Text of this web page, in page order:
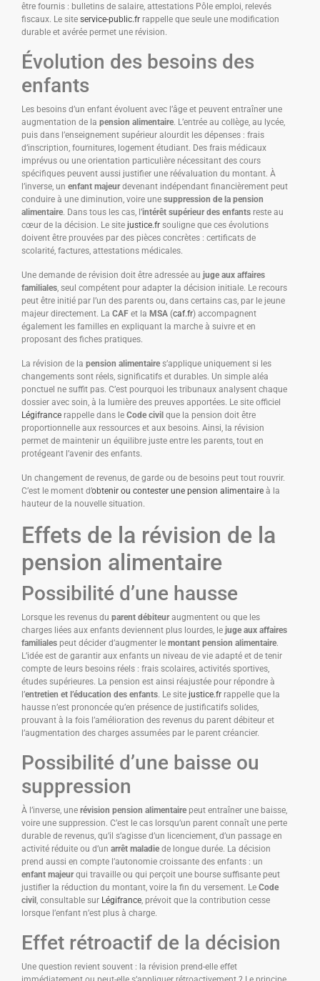
être fournis : bulletins de salaire, attestations Pôle emploi, relevés
fiscaux. Le site service-public.fr rappelle que seule une modification
durable et avérée permet une révision.
Évolution des besoins des
enfants
Les besoins d’un enfant évoluent avec l’âge et peuvent entraîner une
augmentation de la pension alimentaire. L’entrée au collège, au lycée,
puis dans l’enseignement supérieur alourdit les dépenses : frais
d’inscription, fournitures, logement étudiant. Des frais médicaux
imprévus ou une orientation particulière nécessitant des cours
spécifiques peuvent aussi justifier une réévaluation du montant. À
l’inverse, un enfant majeurdevenant indépendant financièrement peut
conduire à une diminution, voire une suppression de la pension
alimentaire. Dans tous les cas, l’intérêt supérieur des enfants reste au
cœur de la décision. Le site justice.fr souligne que ces évolutions
doivent être prouvées par des pièces concrètes : certificats de
scolarité, factures, attestations médicales.
Une demande de révision doit être adressée au juge aux affaires
familiales, seul compétent pour adapter la décision initiale. Le recours
peut être initié par l’un des parents ou, dans certains cas, par le jeune
majeur directement. La CAF et la MSA (caf.fr) accompagnent
également les familles en expliquant la marche à suivre et en
proposant des fiches pratiques.
La révision de la pension alimentaire s’applique uniquement si les
changements sont réels, significatifs et durables. Un simple aléa
ponctuel ne suffit pas. C’est pourquoi les tribunaux analysent chaque
dossier avec soin, à la lumière des preuves apportées. Le site officiel
Légifrance rappelle dans le Code civil que la pension doit être
proportionnelle aux ressources et aux besoins. Ainsi, la révision
permet de maintenir un équilibre juste entre les parents, tout en
protégeant l’avenir des enfants.
Un changement de revenus, de garde ou de besoins peut tout rouvrir.
C’est le moment d’obtenir ou contester une pension alimentaire à la
hauteur de la nouvelle situation.
Effets de la révision de la
pension alimentaire
Possibilité d’une hausse
Lorsque les revenus du parent débiteuraugmentent ou que les
charges liées aux enfants deviennent plus lourdes, le juge aux affaires
familiales peut décider d’augmenter le montant pension alimentaire.
L’idée est de garantir aux enfants un niveau de vie adapté et de tenir
compte de leurs besoins réels : frais scolaires, activités sportives,
études supérieures. La pension est ainsi réajustée pour répondre à
l’entretien et l’éducation des enfants. Le site justice.fr rappelle que la
hausse n’est prononcée qu’en présence de justificatifs solides,
prouvant à la fois l’amélioration des revenus du parent débiteur et
l’augmentation des charges assumées par le parent créancier.
Possibilité d’une baisse ou
suppression
À l’inverse, une révision pension alimentaire peut entraîner une baisse,
voire une suppression. C’est le cas lorsqu’un parent connaît une perte
durable de revenus, qu’il s’agisse d’un licenciement, d’un passage en
activité réduite ou d’un arrêt maladie de longue durée. La décision
prend aussi en compte l’autonomie croissante des enfants : un
enfant majeurqui travaille ou qui perçoit une bourse suffisante peut
justifier la réduction du montant, voire la fin du versement. Le Code
civil , consultable sur Légifrance, prévoit que la contribution cesse
lorsque l’enfant n’est plus à charge.
Effet rétroactif de la décision
Une question revient souvent : la révision prend-elle effet